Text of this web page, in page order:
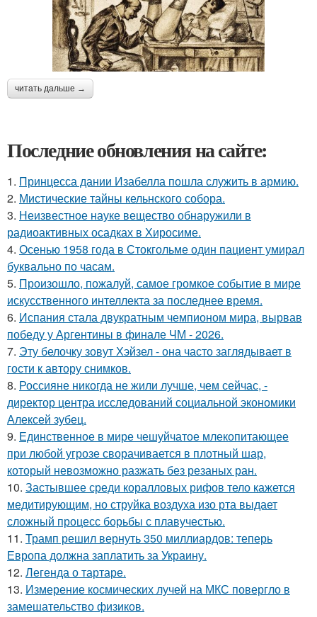
читать дальше →
Последние обновления на сайте:
1. Принцесса дании Изабелла пошла служить в армию.
2. Мистические тайны кельнского собора.
3. Неизвестное науке вещество обнаружили в
радиоактивных осадках в Хиросиме.
4. Осенью 1958 года в Стокгольме один пациент умирал
буквально по часам.
5. Произошло, пожалуй, самое громкое событие в мире
искусственного интеллекта за последнее время.
6. Испания стала двукратным чемпионом мира, вырвав
победу у Аргентины в финале ЧМ - 2026.
7. Эту белочку зовут Хэйзел - она часто заглядывает в
гости к автору снимков.
8. Россияне никогда не жили лучше, чем сейчас, -
директор центра исследований социальной экономики
Алексей зубец.
9. Единственное в мире чешуйчатое млекопитающее
при любой угрозе сворачивается в плотный шар,
который невозможно разжать без резаных ран.
10. Застывшее среди коралловых рифов тело кажется
медитирующим, но струйка воздуха изо рта выдает
сложный процесс борьбы с плавучестью.
11. Трамп решил вернуть 350 миллиардов: теперь
Европа должна заплатить за Украину.
12. Легенда о тартаре.
13. Измерение космических лучей на МКС повергло в
замешательство физиков.